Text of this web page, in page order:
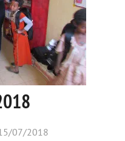
07/2018